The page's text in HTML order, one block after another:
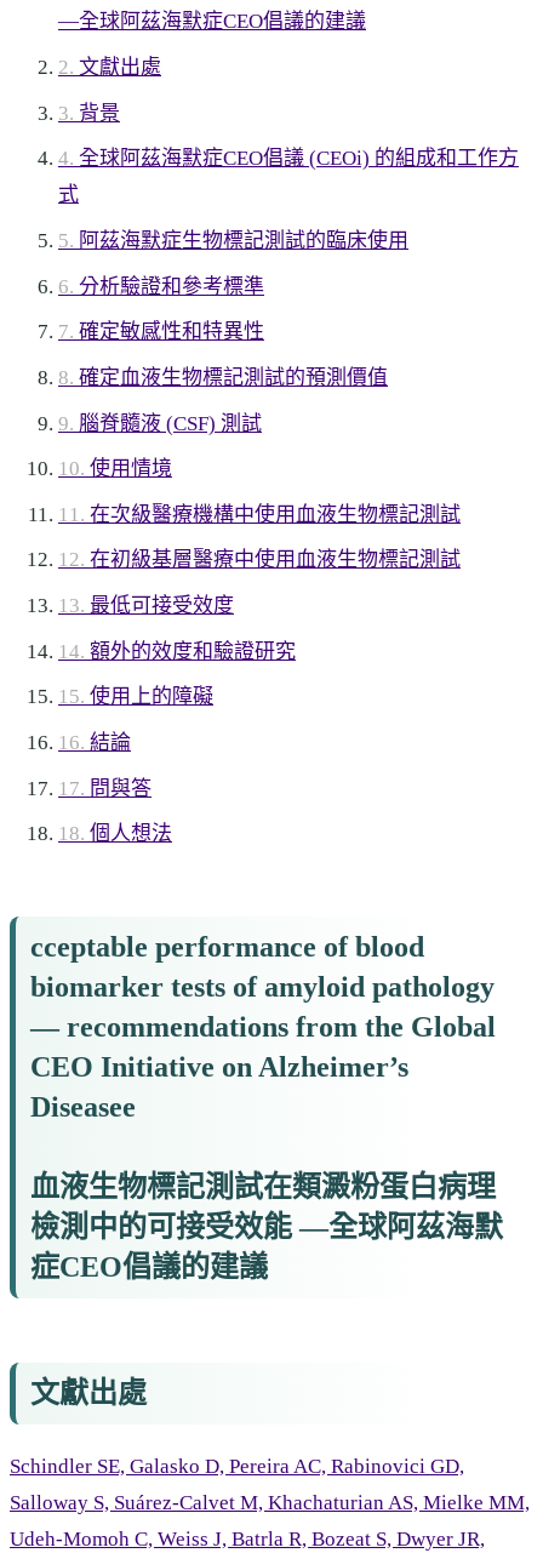
—全球阿茲海默症CEO倡議的建議
文獻出處
背景
全球阿茲海默症CEO倡議 (CEOi) 的組成和工作方
式
阿茲海默症生物標記測試的臨床使用
分析驗證和參考標準
確定敏感性和特異性
確定血液生物標記測試的預測價值
腦脊髓液 (CSF) 測試
使用情境
在次級醫療機構中使用血液生物標記測試
在初級基層醫療中使用血液生物標記測試
最低可接受效度
額外的效度和驗證研究
使用上的障礙
結論
問與答
個人想法
cceptable performance of blood
biomarker tests of amyloid pathology
— recommendations from the Global
CEO Initiative on Alzheimer’s
Diseasee
血液生物標記測試在類澱粉蛋白病理
檢測中的可接受效能 —全球阿茲海默
症CEO倡議的建議
文獻出處
Schindler SE, Galasko D, Pereira AC, Rabinovici GD,
Salloway S, Suárez-Calvet M, Khachaturian AS, Mielke MM,
Udeh-Momoh C, Weiss J, Batrla R, Bozeat S, Dwyer JR,